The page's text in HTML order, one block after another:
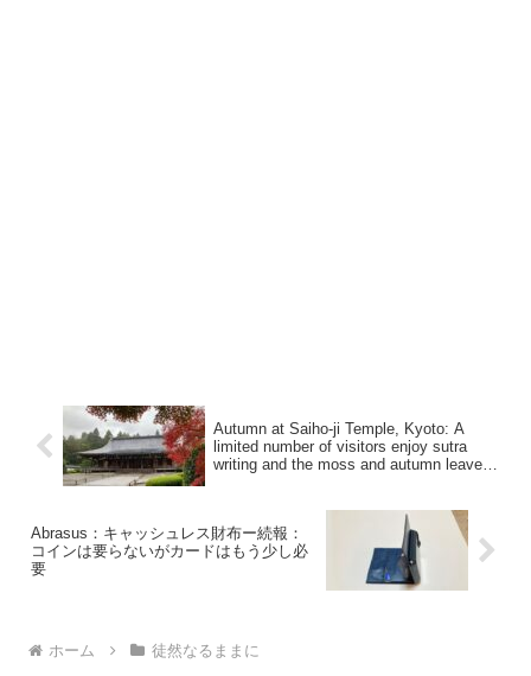
Autumn at Saiho-ji Temple, Kyoto: A
limited number of visitors enjoy sutra
writing and the moss and autumn leaves
Abrasus：キャッシュレス財布ー続報：
コインは要らないがカードはもう少し必
要
ホーム 徒然なるままに